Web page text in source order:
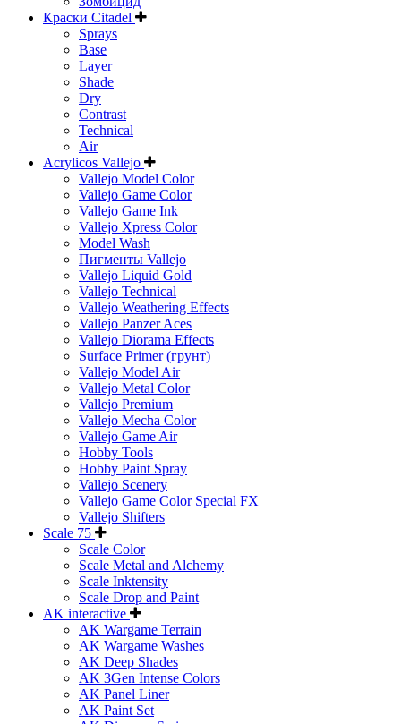
Краски Citadel
Sprays
Base
Layer
Shade
Dry
Contrast
Technical
Air
Acrylicos Vallejo
Vallejo Model Color
Vallejo Game Color
Vallejo Game Ink
Vallejo Xpress Color
Model Wash
Пигменты Vallejo
Vallejo Liquid Gold
Vallejo Technical
Vallejo Weathering Effects
Vallejo Panzer Aces
Vallejo Diorama Effects
Surface Primer (грунт)
Vallejo Model Air
Vallejo Metal Color
Vallejo Premium
Vallejo Mecha Color
Vallejo Game Air
Hobby Tools
Hobby Paint Spray
Vallejo Scenery
Vallejo Game Color Special FX
Vallejo Shifters
Scale 75
Scale Color
Scale Metal and Alchemy
Scale Inktensity
Scale Drop and Paint
AK interactive
AK Wargame Terrain
AK Wargame Washes
AK Deep Shades
AK 3Gen Intense Colors
AK Panel Liner
AK Paint Set